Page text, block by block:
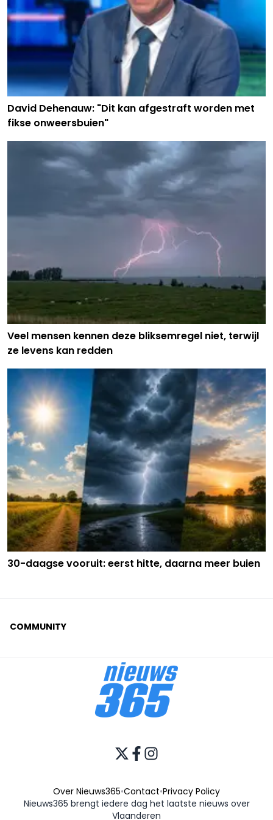
David Dehenauw: "Dit kan afgestraft worden met
fikse onweersbuien"
Veel mensen kennen deze bliksemregel niet, terwijl
ze levens kan redden
30-daagse vooruit: eerst hitte, daarna meer buien
COMMUNITY
Over Nieuws365•Contact•Privacy Policy
Nieuws365 brengt iedere dag het laatste nieuws over
Vlaanderen